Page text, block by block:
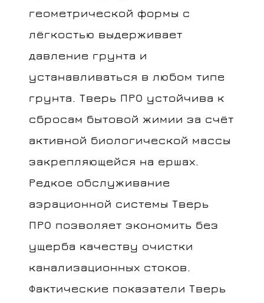
геометрической формы с
лёгкостью выдерживает
давление грунта и
устанавливаться в любом типе
грунта. Тверь ПРО устойчива к
сбросам бытовой жимии за счёт
активной биологической массы
закрепляющейся на ершах.
Редкое обслуживание
аэрационной системы Тверь
ПРО позволяет экономить без
ущерба качеству очистки
канализационных стоков.
Фактические показатели Тверь